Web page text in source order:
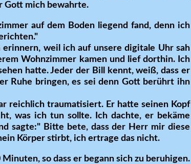
Gott mich bewahrte.
auf dem Boden liegend fand, denn ich
weil ich auf unsere digitale Uhr sah
Wohnzimmer kamen und lief dorthin. Ich
hatte. Jeder der Bill kennt, weiß, dass er
Ruhe bringen, es sei denn Gott berührt ihn
reichlich traumatisiert. Er hatte seinen Kopf
was ich tun sollte. Ich dachte, er bekäme
sagte:" Bitte bete, dass der Herr mir diese
Körper stirbt, ich ertrage das nicht.
so dass er begann sich zu beruhigen.